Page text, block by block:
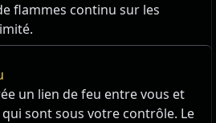
flammes continu sur les
un lien de feu entre vous et
sont sous votre contrôle. Le